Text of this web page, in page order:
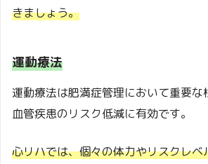
きましょう。
運動療法
運動療法は肥満症管理において重要な
血管疾患のリスク低減に有効です。
心リハでは、個々の体力やリスクレベ